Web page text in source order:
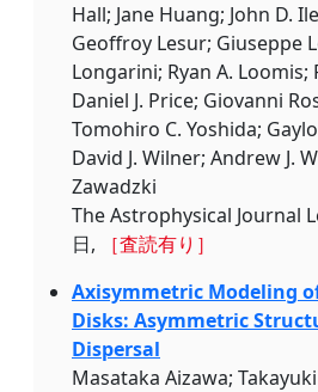
Hall; Jane Huang; John D.
Geoffroy Lesur; Giuseppe
Longarini; Ryan A.
Daniel J. Price; Giovanni
Tomohiro C. Yoshida;
David J. Wilner; Andrew J.
Zawadzki
The Astrophysical Journal
日,
［査読有り］
Axisymmetric Modeling
Disks: Asymmetric
Dispersal
Masataka Aizawa;